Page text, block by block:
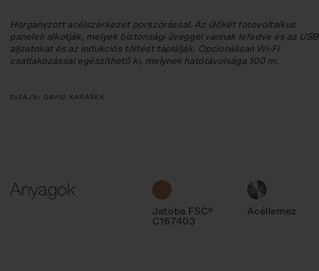
Horganyzott acélszerkezet porszórással. Az ülőkét fotovoltaikus
panelek alkotják, melyek biztonsági üveggel vannak lefedve és az USB
aljzatokat és az indukciós töltést táplálják. Opcionálisan Wi-Fi
csatlakozással egészíthető ki, melynek hatótávolsága 100 m.
DIZÁJN: DAVID KARÁSEK
Anyagok
Jatoba FSC®
C167403
Acéllemez